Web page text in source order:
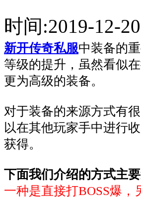
时间:2019-12-
新开传奇私服中装备的
等级的提升，虽然看似
更为高级的装备。
对于装备的来源方式有
以在其他玩家手中进行
获得。
下面我们介绍的方式主
一种是直接打BOSS爆